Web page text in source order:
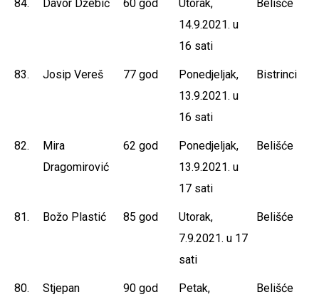
84. Davor Džebić 60 god
Utorak,
14.9.2021. u
16 sati
Belišće
83. Josip Vereš 77 god
Ponedjeljak,
13.9.2021. u
16 sati
Bistrinci
82.
Mira
Dragomirović
62 god
Ponedjeljak,
13.9.2021. u
17 sati
Belišće
81. Božo Plastić 85 god
Utorak,
7.9.2021. u 17
sati
Belišće
80.
Stjepan
90 god
Petak,
Belišće